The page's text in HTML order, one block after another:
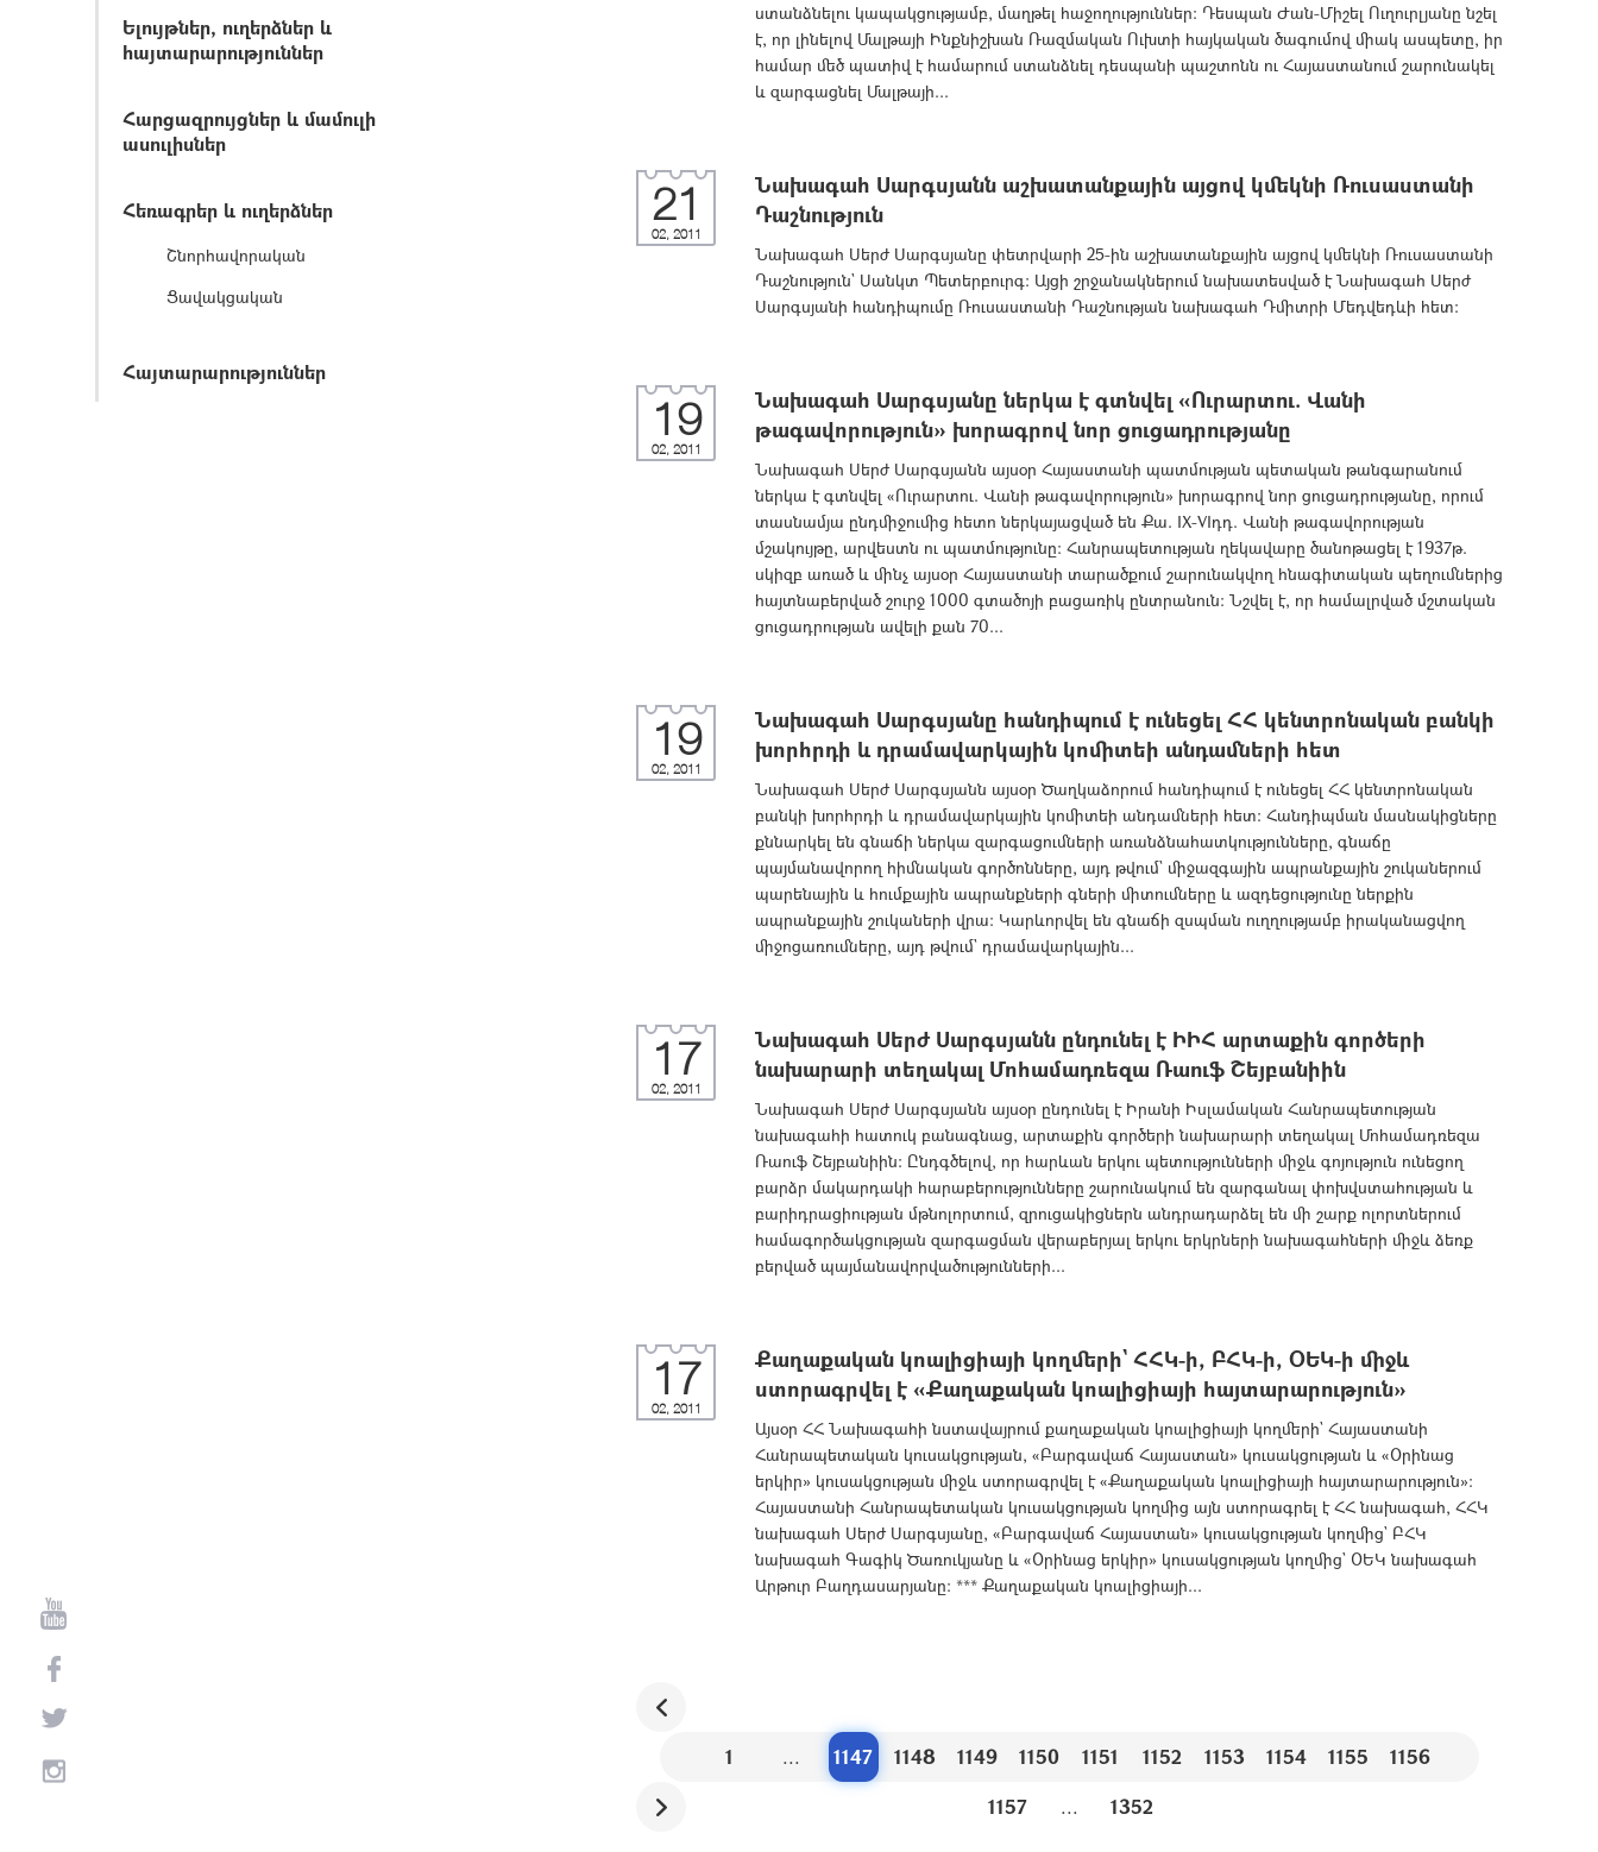
Ելույթներ, ուղերձներ և
հայտարարություններ
Հարցազրույցներ և մամուլի
ասուլիսներ
Հեռագրեր և ուղերձներ
Շնորհավորական
Ցավակցական
Հայտարարություններ
ստանձնելու կապակցությամբ, մաղթել հաջողություններ: Դեսպան Ժան-Միշել Ուղուրլյանը նշել
է, որ լինելով Մալթայի Ինքնիշխան Ռազմական Ուխտի հայկական ծագումով միակ ասպետը, իր
համար մեծ պատիվ է համարում ստանձնել դեսպանի պաշտոնն ու Հայաստանում շարունակել
և զարգացնել Մալթայի...
21
02, 2011
Նախագահ Սարգսյանն աշխատանքային այցով կմեկնի Ռուսաստանի
Դաշնություն
Նախագահ Սերժ Սարգսյանը փետրվարի 25-ին աշխատանքային այցով կմեկնի Ռուսաստանի
Դաշնություն` Սանկտ Պետերբուրգ: Այցի շրջանակներում նախատեսված է Նախագահ Սերժ
Սարգսյանի հանդիպումը Ռուսաստանի Դաշնության նախագահ Դմիտրի Մեդվեդևի հետ:
19
02, 2011
Նախագահ Սարգսյանը ներկա է գտնվել «Ուրարտու. Վանի
թագավորություն» խորագրով նոր ցուցադրությանը
Նախագահ Սերժ Սարգսյանն այսօր Հայաստանի պատմության պետական թանգարանում
ներկա է գտնվել «Ուրարտու. Վանի թագավորություն» խորագրով նոր ցուցադրությանը, որում
տասնամյա ընդմիջումից հետո ներկայացված են Քա. IX-VIդդ. Վանի թագավորության
մշակույթը, արվեստն ու պատմությունը: Հանրապետության ղեկավարը ծանոթացել է 1937թ.
սկիզբ առած և մինչ այսօր Հայաստանի տարածքում շարունակվող հնագիտական պեղումներից
հայտնաբերված շուրջ 1000 գտածոյի բացառիկ ընտրանուն: Նշվել է, որ համալրված մշտական
ցուցադրության ավելի քան 70...
19
02, 2011
Նախագահ Սարգսյանը հանդիպում է ունեցել ՀՀ կենտրոնական բանկի
խորհրդի և դրամավարկային կոմիտեի անդամների հետ
Նախագահ Սերժ Սարգսյանն այսօր Ծաղկաձորում հանդիպում է ունեցել ՀՀ կենտրոնական
բանկի խորհրդի և դրամավարկային կոմիտեի անդամների հետ: Հանդիպման մասնակիցները
քննարկել են գնաճի ներկա զարգացումների առանձնահատկությունները, գնաճը
պայմանավորող հիմնական գործոնները, այդ թվում` միջազգային ապրանքային շուկաներում
պարենային և հումքային ապրանքների գների միտումները և ազդեցությունը ներքին
ապրանքային շուկաների վրա: Կարևորվել են գնաճի զսպման ուղղությամբ իրականացվող
միջոցառումները, այդ թվում` դրամավարկային...
17
02, 2011
Նախագահ Սերժ Սարգսյանն ընդունել է ԻԻՀ արտաքին գործերի
նախարարի տեղակալ Մոհամադռեզա Ռաուֆ Շեյբանիին
Նախագահ Սերժ Սարգսյանն այսօր ընդունել է Իրանի Իսլամական Հանրապետության
նախագահի հատուկ բանագնաց, արտաքին գործերի նախարարի տեղակալ Մոհամադռեզա
Ռաուֆ Շեյբանիին: Ընդգծելով, որ հարևան երկու պետությունների միջև գոյություն ունեցող
բարձր մակարդակի հարաբերությունները շարունակում են զարգանալ փոխվստահության և
բարիդրացիության մթնոլորտում, զրուցակիցներն անդրադարձել են մի շարք ոլորտներում
համագործակցության զարգացման վերաբերյալ երկու երկրների նախագահների միջև ձեռք
բերված պայմանավորվածությունների...
17
02, 2011
Քաղաքական կոալիցիայի կողմերի` ՀՀԿ-ի, ԲՀԿ-ի, ՕԵԿ-ի միջև
ստորագրվել է «Քաղաքական կոալիցիայի հայտարարություն»
Այսօր ՀՀ Նախագահի նստավայրում քաղաքական կոալիցիայի կողմերի` Հայաստանի
Հանրապետական կուսակցության, «Բարգավաճ Հայաստան» կուսակցության և «Օրինաց
երկիր» կուսակցության միջև ստորագրվել է «Քաղաքական կոալիցիայի հայտարարություն»:
Հայաստանի Հանրապետական կուսակցության կողմից այն ստորագրել է ՀՀ նախագահ, ՀՀԿ
նախագահ Սերժ Սարգսյանը, «Բարգավաճ Հայաստան» կուսակցության կողմից` ԲՀԿ
նախագահ Գագիկ Ծառուկյանը և «Օրինաց երկիր» կուսակցության կողմից` ՕԵԿ նախագահ
Արթուր Բաղդասարյանը: *** Քաղաքական կոալիցիայի...
1 ... 1147 1148 1149 1150 1151 1152 1153 1154 1155
1156
1157
... 1352